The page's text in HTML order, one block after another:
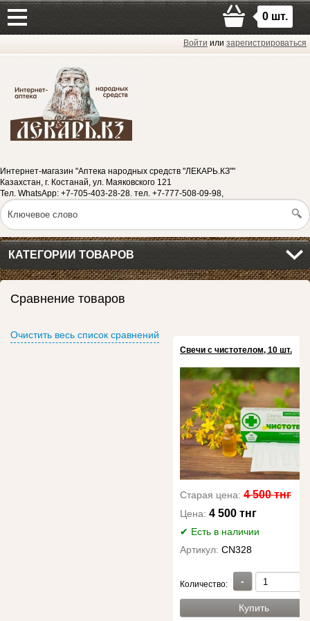
Войти или зарегистрироваться
Интернет-магазин "Аптека народных средств "ЛЕКАРЬ.КЗ""
Казахстан, г. Костанай, ул. Маяковского 121
Тел. WhatsApp: +7-705-403-28-28. тел. +7-777-508-09-98,
0 шт.
КАТЕГОРИИ ТОВАРОВ
Сравнение товаров
Очистить весь список сравнений
Свечи с чистотелом, 10 шт.
Старая цена: 4 500 тнг
Цена: 4 500 тнг
✔ Есть в наличии
Артикул: CN328
Количество: -
Купить